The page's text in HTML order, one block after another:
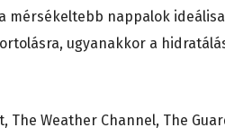
mérsékeltebb nappalok
ugyanakkor a
The Weather Channel, The